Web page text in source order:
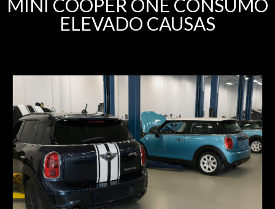
MINI COOPER ONE CONSUMO
ELEVADO CAUSAS